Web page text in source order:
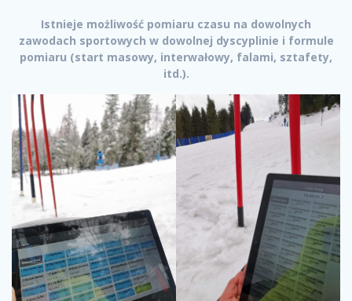
Istnieje możliwość pomiaru czasu na dowolnych
zawodach sportowych w dowolnej dyscyplinie i formule
pomiaru (start masowy, interwałowy, falami, sztafety,
itd.).